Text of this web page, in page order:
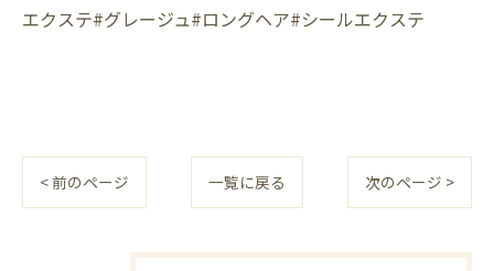
エクステ#グレージュ#ロングヘア#シールエクステ
< 前のページ 一覧に戻る 次のページ >